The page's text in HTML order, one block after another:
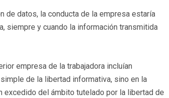
de datos, la conducta de la empresa estaría
siempre y cuando la información transmitida
empresa de la trabajadora incluían
de la libertad informativa, sino en la
del ámbito tutelado por la libertad de